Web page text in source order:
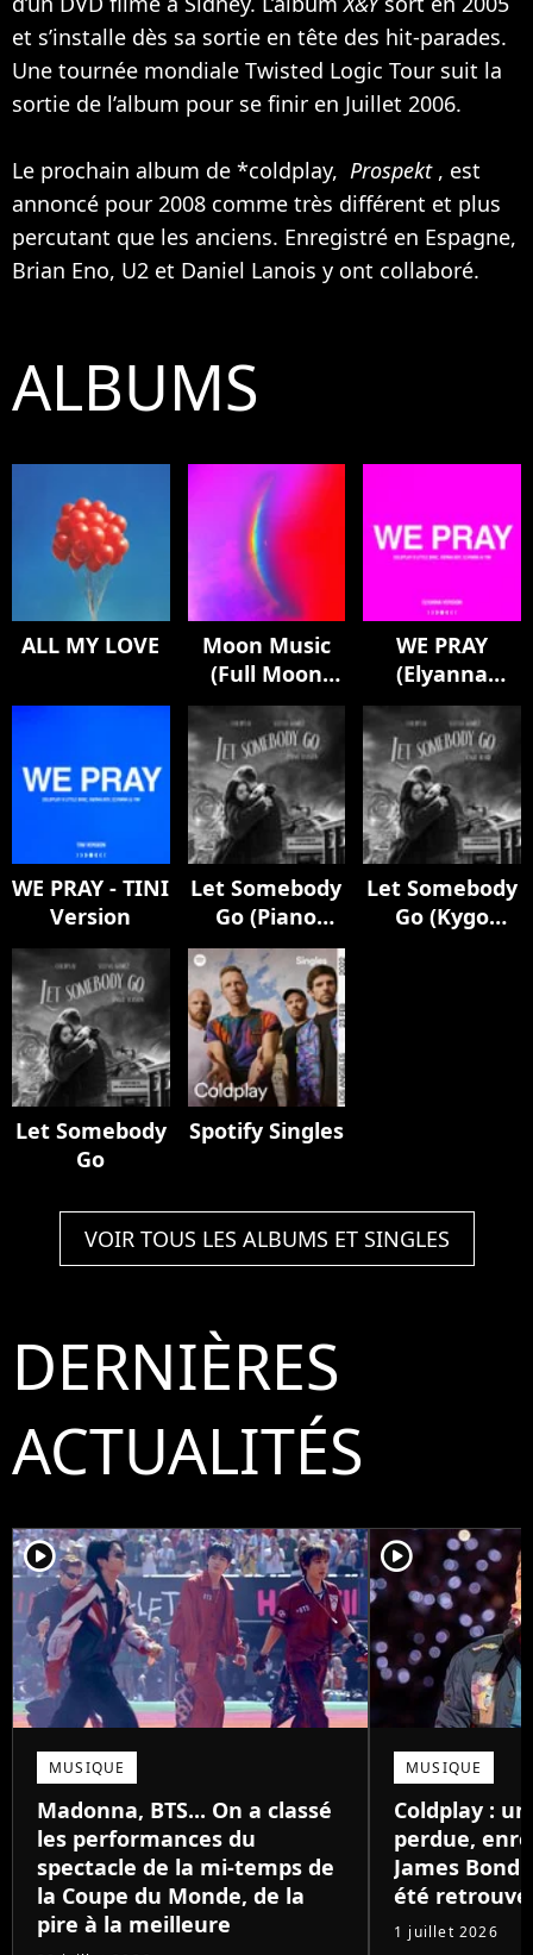
et s’installe dès sa sortie en tête des hit-parades.
Une tournée mondiale Twisted Logic Tour suit la
sortie de l’album pour se finir en Juillet 2006.
Le prochain album de *coldplay, Prospekt , est
annoncé pour 2008 comme très différent et plus
percutant que les anciens. Enregistré en Espagne,
Brian Eno, U2 et Daniel Lanois y ont collaboré.
ALBUMS
ALL MY LOVE
Moon Music
(Full Moon
Edition)
WE PRAY
(Elyanna
Version)
WE PRAY - TINI
Version
Let Somebody
Go (Piano
Version)
Let Somebody
Go (Kygo
Let Somebody
Go
Spotify Singles
VOIR TOUS LES ALBUMS ET SINGLES
DERNIÈRES
ACTUALITÉS
player2
MUSIQUE
Madonna, BTS... On a classé
les performances du
spectacle de la mi-temps de
la Coupe du Monde, de la
pire à la meilleure
player2
MUSIQUE
Coldplay :
perdue,
James Bond
été
1 juillet 2026